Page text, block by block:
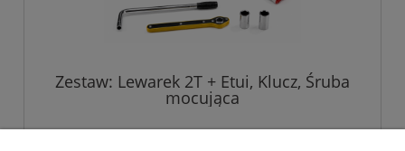
Zestaw: Lewarek 2T + Etui, Klucz, Śruba
mocująca